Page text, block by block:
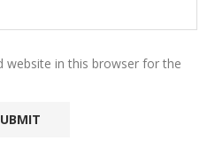
website in this browser for the